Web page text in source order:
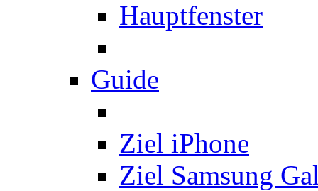
Hauptfenster
Guide
Ziel iPhone
Ziel Samsung